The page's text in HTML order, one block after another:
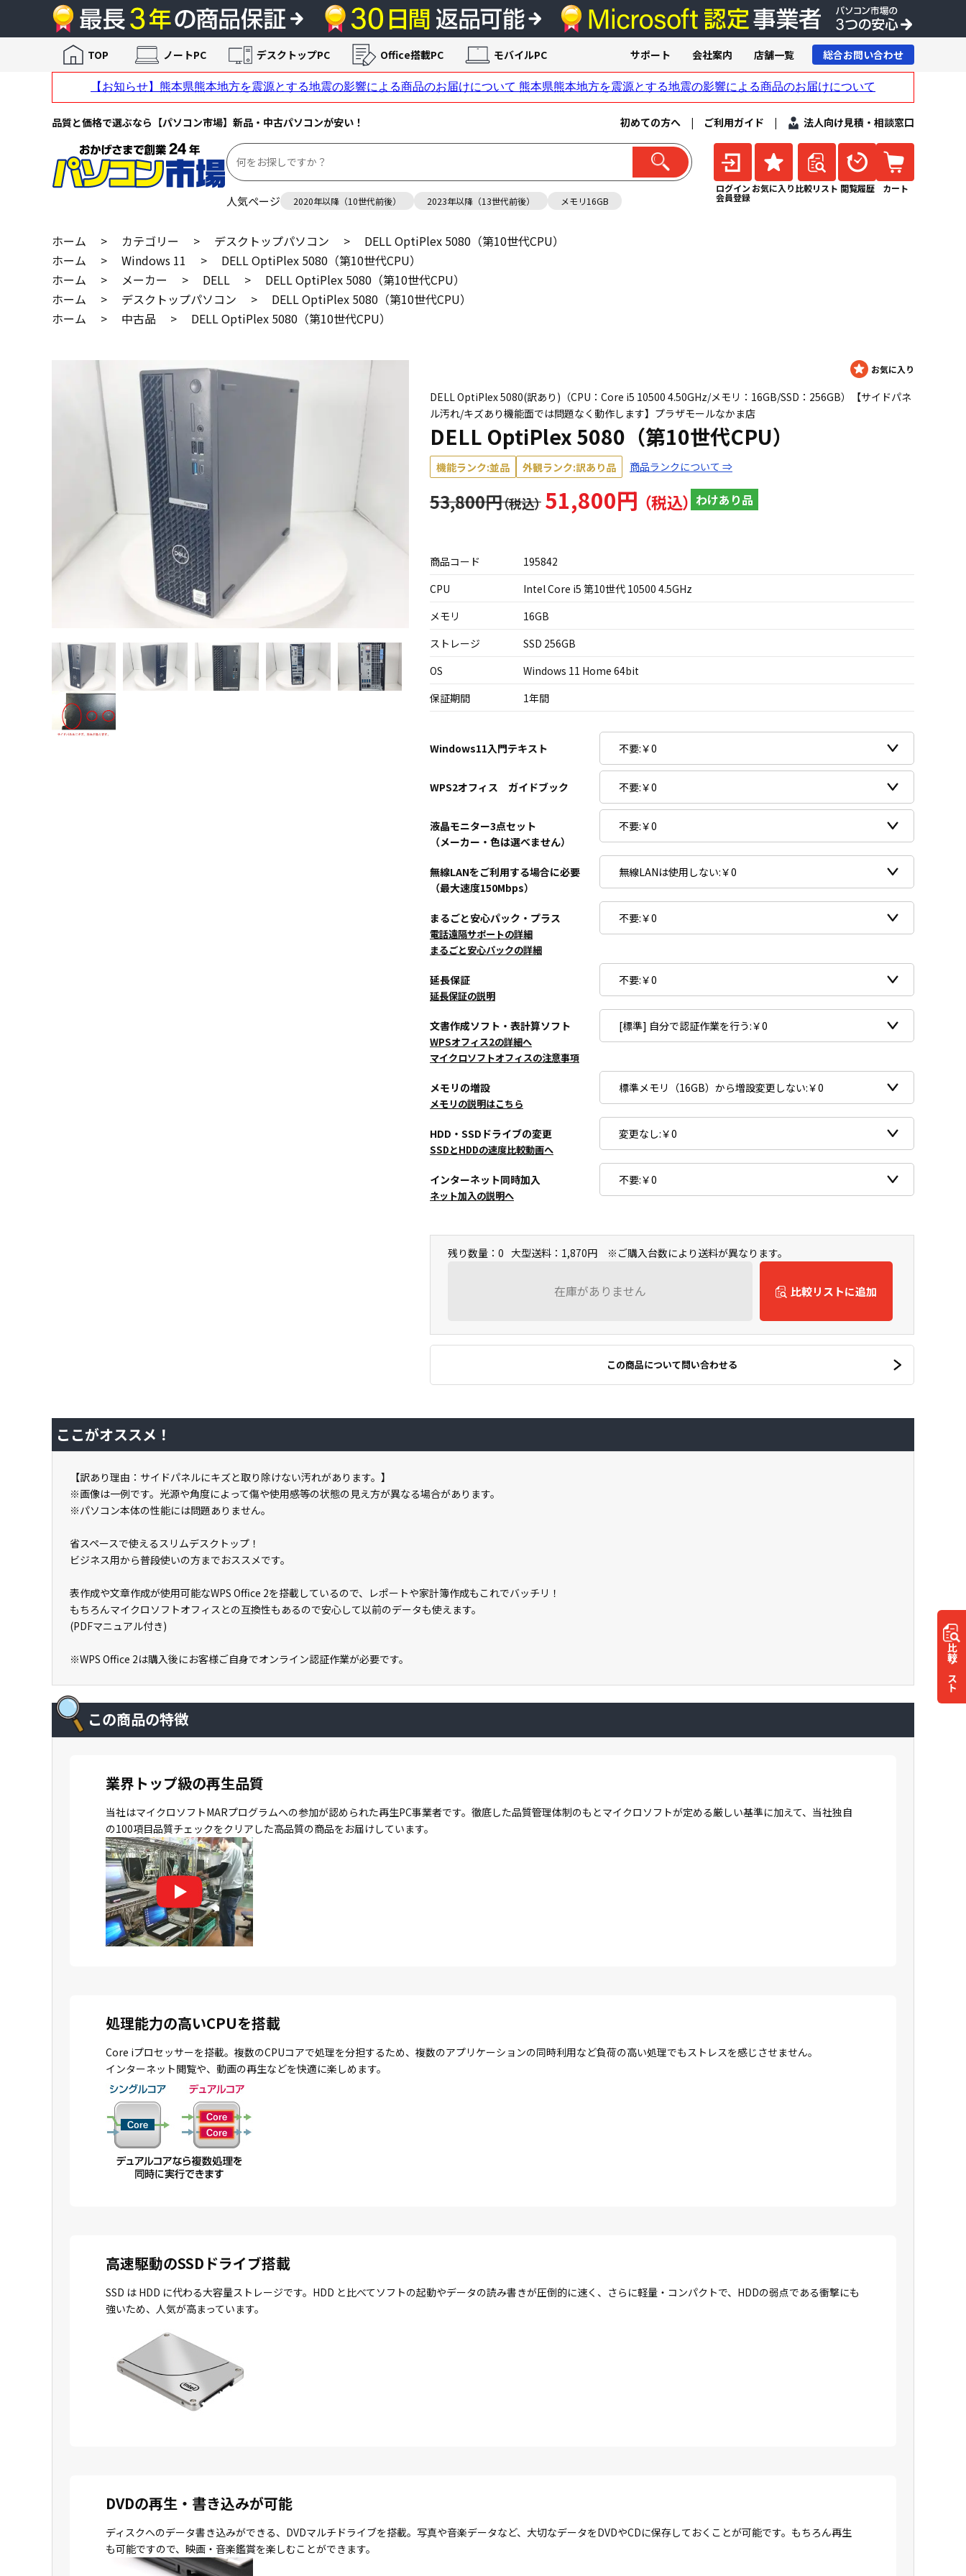
品質と価格で選ぶなら【パソコン市場】新品・中古パソコンが安い！ 初めての方へ | ご利用ガイド | 法人向け見積・相談窓口
人気ページ 2020年以降（10世代前後） 2023年以降（13世代前後） メモリ16GB
ログイン
会員登録
お気に入り 比較リスト 閲覧履歴 カート
TOP ノートPC デスクトップPC Office搭載PC モバイルPC サポート 会社案内 店舗一覧 総合お問い合わせ
ホーム > カテゴリー > デスクトップパソコン >
DELL OptiPlex 5080（第10世代CPU）
ホーム
> Windows 11 >
DELL OptiPlex 5080（第10世代CPU）
ホーム
> メーカー > DELL >
DELL OptiPlex 5080（第10世代CPU）
ホーム
> デスクトップパソコン >
DELL OptiPlex 5080（第10世代CPU）
ホーム
> 中古品 > DELL OptiPlex 5080（第10世代CPU）
DELL OptiPlex 5080(訳あり)（CPU：Core i5 10500 4.50GHz/メモリ：16GB/SSD：256GB）【サイドパネ
ル汚れ/キズあり機能面では問題なく動作します】プラザモールなかま店
DELL OptiPlex 5080（第10世代CPU）
機能ランク:並品 外観ランク:訳あり品 商品ランクについて ⇒
51,800円 わけあり品
53,800円
商品コード
195842
CPU
Intel Core i5 第10世代 10500 4.5GHz
メモリ
16GB
ストレージ
SSD 256GB
OS
Windows 11 Home 64bit
保証期間
1年間
Windows11入門テキスト
WPS2オフィス ガイドブック
液晶モニター3点セット
（メーカー・色は選べません）
無線LANをご利用する場合に必要
（最大速度150Mbps）
まるごと安心パック・プラス
電話遠隔サポートの詳細
まるごと安心パックの詳細
延長保証
延長保証の説明
文書作成ソフト・表計算ソフト
WPSオフィス2の詳細へ
マイクロソフトオフィスの注意事項
メモリの増設
メモリの説明はこちら
HDD・SSDドライブの変更
SSDとHDDの速度比較動画へ
インターネット同時加入
ネット加入の説明へ
残り数量：0 大型送料：1,870円 ※ご購入台数により送料が異なります。
在庫がありません 比較リストに追加
この商品について問い合わせる
比較
リスト
ここがオススメ！
【訳あり理由：サイドパネルにキズと取り除けない汚れがあります。】
※画像は一例です。光源や角度によって傷や使用感等の状態の見え方が異なる場合があります。
※パソコン本体の性能には問題ありません。
省スペースで使えるスリムデスクトップ！
ビジネス用から普段使いの方までおススメです。
表作成や文章作成が使用可能なWPS Office 2を搭載しているので、レポートや家計簿作成もこれでバッチリ！
もちろんマイクロソフトオフィスとの互換性もあるので安心して以前のデータも使えます。
(PDFマニュアル付き)
※WPS Office 2は購入後にお客様ご自身でオンライン認証作業が必要です。
この商品の特徴
業界トップ級の再生品質
当社はマイクロソフトMARプログラムへの参加が認められた再生PC事業者です。徹底した品質管理体制のもとマイクロソフトが定める厳しい基準に加えて、当社独自
の100項目品質チェックをクリアした高品質の商品をお届けしています。
処理能力の高いCPUを搭載
Core iプロセッサーを搭載。複数のCPUコアで処理を分担するため、複数のアプリケーションの同時利用など負荷の高い処理でもストレスを感じさせません。
インターネット閲覧や、動画の再生などを快適に楽しめます。
高速駆動のSSDドライブ搭載
SSD は HDD に代わる大容量ストレージです。HDD と比べてソフトの起動やデータの読み書きが圧倒的に速く、さらに軽量・コンパクトで、HDDの弱点である衝撃にも
強いため、人気が高まっています。
DVDの再生・書き込みが可能
ディスクへのデータ書き込みができる、DVDマルチドライブを搭載。写真や音楽データなど、大切なデータをDVDやCDに保存しておくことが可能です。もちろん再生
も可能ですので、映画・音楽鑑賞を楽しむことができます。